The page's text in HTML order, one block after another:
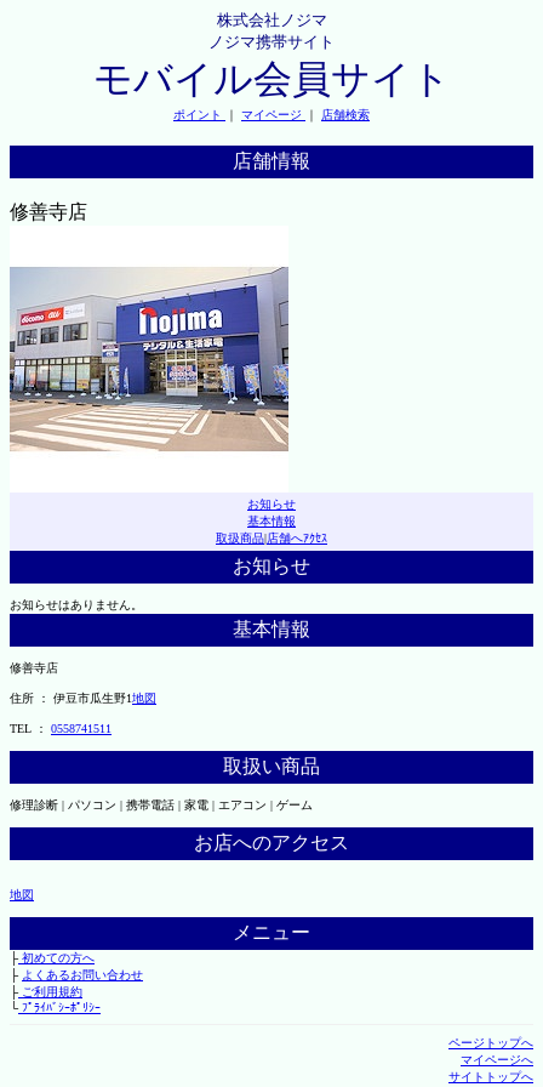
株式会社ノジマ
ノジマ携帯サイト
モバイル会員サイト
ポイント ｜ マイページ ｜ 店舗検索
店舗情報
修善寺店
お知らせ
基本情報
取扱商品|店舗へｱｸｾｽ
お知らせ
お知らせはありません。
基本情報
修善寺店
住所 ： 伊豆市瓜生野1地図
TEL ： 0558741511
取扱い商品
修理診断 | パソコン | 携帯電話 | 家電 | エアコン | ゲーム
お店へのアクセス
地図
メニュー
├初めての方へ
├ よくあるお問い合わせ
├ご利用規約
└ﾌﾟﾗｲﾊﾞｼｰﾎﾟﾘｼｰ
ページトップへ
マイページへ
サイトトップへ